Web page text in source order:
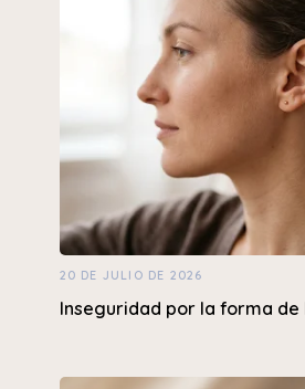
20 DE JULIO DE 2026
Inseguridad por la forma de